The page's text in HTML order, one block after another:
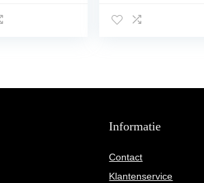
Spinner L
Informatie
Contact
Klantenservice